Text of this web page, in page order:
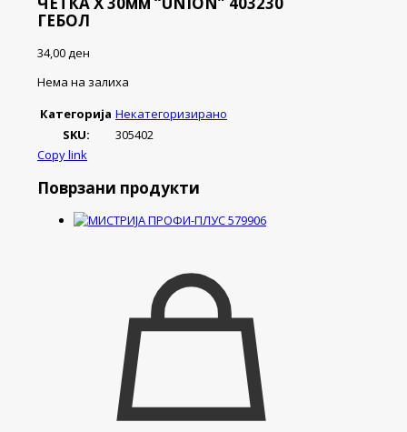
ГЕБОЛ
34,00ден
Нема на залиха
Категорија Некатегоризирано
SKU:
305402
Copy link
Поврзани продукти